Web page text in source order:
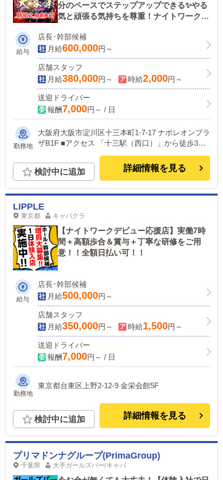
分のペースでステップアップできる✨やる
気と頑張る気持ちを尊重！ナイトワーク＝
給与
店長･幹部候補
月給600,000円～
店舗スタッフ
月給380,000円～ 時給2,000円～
送迎ドライバー
報酬7,000円～ / 日
勤務地
大阪府大阪市淀川区十三本町1-7-17 ナポレオンプラ
ザB1F ■アクセス 「十三駅（西口）」から徒歩3分
ほど。栄町商店街にあります。 迷われた方はお気
軽にご連絡ください。
検討中に追加 詳細情報を見る
LIPPLE
東京都 キャバクラ
【ナイトワークデビュー応援店】実働7時
間＋高額歩合＆賞与＋丁寧な研修をご用
意！！全額日払い可！！
給与
店長･幹部候補
月給500,000円～
店舗スタッフ
月給350,000円～ 時給1,500円～
送迎ドライバー
報酬7,000円～ / 日
勤務地
東京都台東区上野2-12-9 金栄会館5F
検討中に追加 詳細情報を見る
プリマドンナグループ(PrimaGroup)
千葉県 大手ガールズバー/キャバ